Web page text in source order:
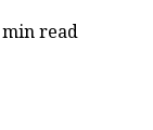
min read